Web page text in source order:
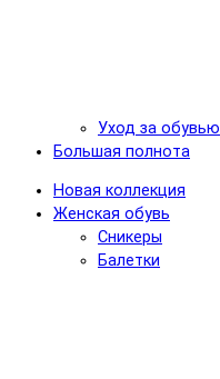
Уход за обувью
Большая полнота
Новая коллекция
Женская обувь
Сникеры
Балетки